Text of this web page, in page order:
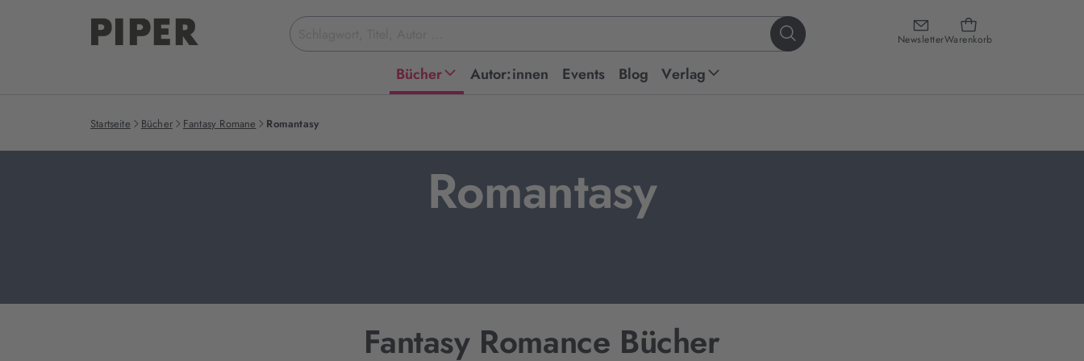
NewsletterWarenkorb
Suchbegriff
eingeben
Bücher Autor:innen Events Blog Verlag
Startseite Bücher Fantasy Romane Romantasy
Romantasy
Fantasy Romance Bücher